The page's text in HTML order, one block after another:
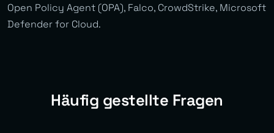
Open Policy Agent (OPA), Falco, CrowdStrike, Microsoft
Defender for Cloud.
Häufig gestellte Fragen